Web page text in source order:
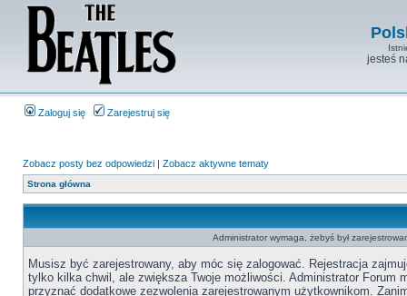
jesteś
Zaloguj się Zarejestruj się
Zobacz posty bez odpowiedzi | Zobacz aktywne tematy
Strona główna
Administrator wymaga, żebyś był
Musisz być zarejestrowany, aby móc się zalogować. Rejestracja
tylko kilka chwil, ale zwiększa Twoje możliwości. Administrator Forum
przyznać dodatkowe zezwolenia zarejestrowanym użytkownikom.